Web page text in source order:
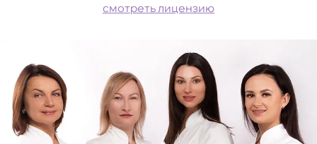
смотреть лицензию